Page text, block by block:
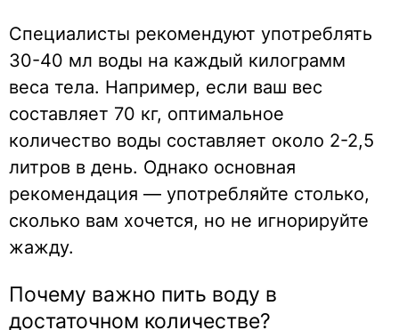
Специалисты рекомендуют употреблять
30-40 мл воды на каждый килограмм
веса тела. Например, если ваш вес
составляет 70 кг, оптимальное
количество воды составляет около 2-2,5
литров в день. Однако основная
рекомендация — употребляйте столько,
сколько вам хочется, но не игнорируйте
жажду.
Почему важно пить воду в
достаточном количестве?